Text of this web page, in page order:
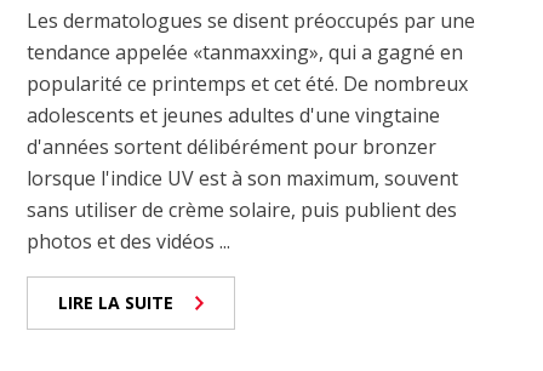
Les dermatologues se disent préoccupés par une
tendance appelée «tanmaxxing», qui a gagné en
popularité ce printemps et cet été. De nombreux
adolescents et jeunes adultes d'une vingtaine
d'années sortent délibérément pour bronzer
lorsque l'indice UV est à son maximum, souvent
sans utiliser de crème solaire, puis publient des
photos et des vidéos ...
LIRE LA SUITE